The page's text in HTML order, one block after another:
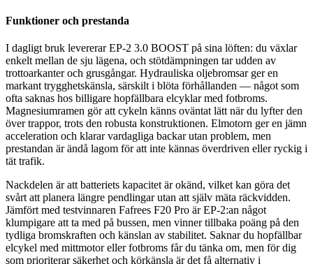
Funktioner och prestanda
I dagligt bruk levererar EP-2 3.0 BOOST på sina löften: du växlar
enkelt mellan de sju lägena, och stötdämpningen tar udden av
trottoarkanter och grusgångar. Hydrauliska oljebromsar ger en
markant trygghetskänsla, särskilt i blöta förhållanden — något som
ofta saknas hos billigare hopfällbara elcyklar med fotbroms.
Magnesiumramen gör att cykeln känns oväntat lätt när du lyfter den
över trappor, trots den robusta konstruktionen. Elmotorn ger en jämn
acceleration och klarar vardagliga backar utan problem, men
prestandan är ändå lagom för att inte kännas överdriven eller ryckig i
tät trafik.
Nackdelen är att batteriets kapacitet är okänd, vilket kan göra det
svårt att planera längre pendlingar utan att själv mäta räckvidden.
Jämfört med testvinnaren Fafrees F20 Pro är EP-2:an något
klumpigare att ta med på bussen, men vinner tillbaka poäng på den
tydliga bromskraften och känslan av stabilitet. Saknar du hopfällbar
elcykel med mittmotor eller fotbroms får du tänka om, men för dig
som prioriterar säkerhet och körkänsla är det få alternativ i